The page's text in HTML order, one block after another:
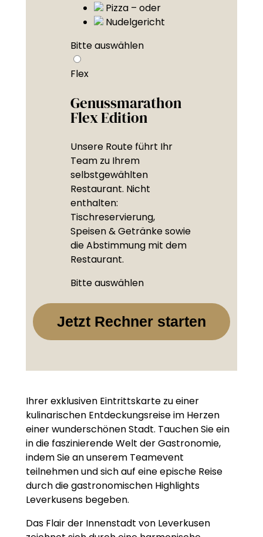
Pizza – oder
Nudelgericht
Bitte auswählen
Flex
Genussmarathon
Flex Edition
Unsere Route führt Ihr
Team zu Ihrem
selbstgewählten
Restaurant. Nicht
enthalten:
Tischreservierung,
Speisen & Getränke sowie
die Abstimmung mit dem
Restaurant.
Bitte auswählen
Jetzt Rechner starten
Ihrer exklusiven Eintrittskarte zu einer
kulinarischen Entdeckungsreise im Herzen
einer wunderschönen Stadt. Tauchen Sie ein
in die faszinierende Welt der Gastronomie,
indem Sie an unserem Teamevent
teilnehmen und sich auf eine epische Reise
durch die gastronomischen Highlights
Leverkusens begeben.
Das Flair der Innenstadt von Leverkusen